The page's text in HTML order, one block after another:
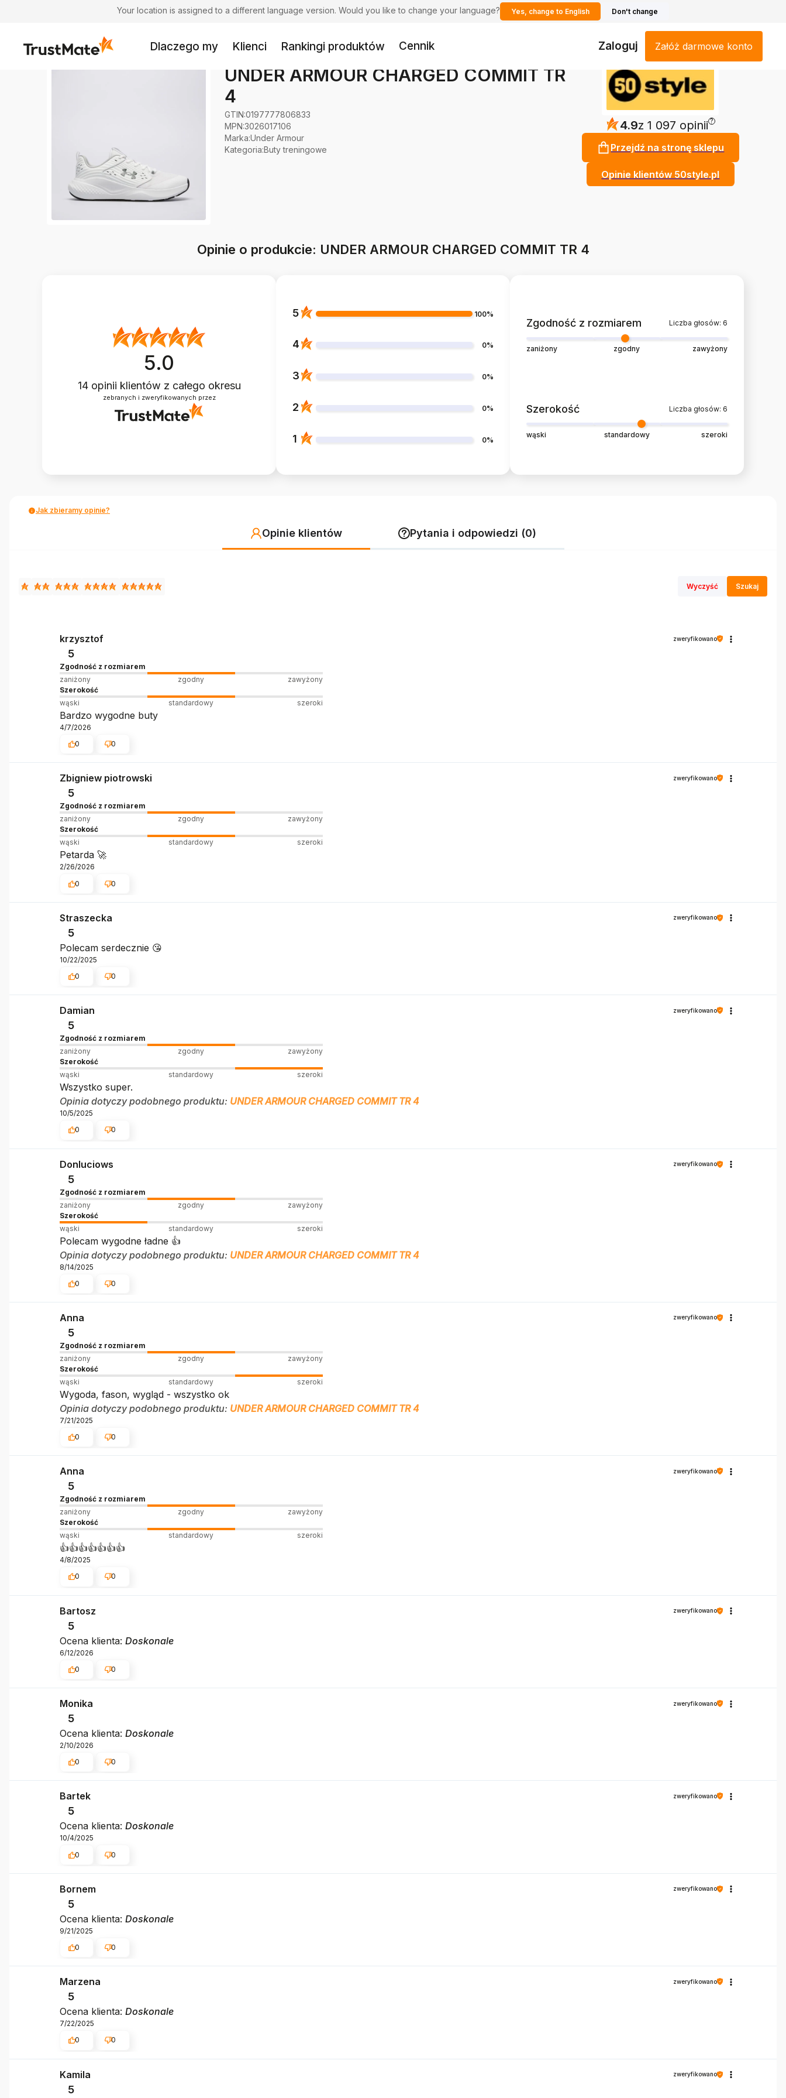
Your location is assigned to a different language version. Would you like to change your language? Yes, change to English Don't change
Dlaczego my Klienci Rankingi produktów Cennik Zaloguj Załóż darmowe konto
UNDER ARMOUR CHARGED COMMIT TR
4
GTIN:0197777806833
MPN:3026017106
Marka:Under Armour
Kategoria:Buty treningowe
4.9z 1 097 opinii ?
Przejdź na stronę sklepu
Opinie klientów 50style.pl
Opinie o produkcie: UNDER ARMOUR CHARGED COMMIT TR 4
5.0
14opinii klientów z całego okresu
zebranych i zweryfikowanych przez
5 100%
4 0%
3 0%
2 0%
1 0%
Zgodność z rozmiarem Liczba głosów: 6
zaniżony zgodny zawyżony
Szerokość Liczba głosów: 6
wąski standardowy szeroki
Jak zbieramy opinie?
Opinie klientów Pytania i odpowiedzi (0)
Wyczyść Szukaj
krzysztof zweryfikowano
5
Zgodność z rozmiarem
zaniżony
zgodny
zawyżony
Szerokość
wąski
standardowy szeroki
Bardzo wygodne buty
4/7/2026
0
0
Zbigniew piotrowski zweryfikowano
5
Zgodność z rozmiarem
zaniżony
zgodny
zawyżony
Szerokość
wąski
standardowy szeroki
Petarda 🚀
2/26/2026
0
0
Straszecka zweryfikowano
5
Polecam serdecznie 😘
10/22/2025
0
0
Damian zweryfikowano
5
Zgodność z rozmiarem
zaniżony
zgodny
zawyżony
Szerokość
wąski
standardowy szeroki
Wszystko super.
Opinia dotyczy podobnego produktu: UNDER ARMOUR CHARGED COMMIT TR 4
10/5/2025
0
0
Donluciows zweryfikowano
5
Zgodność z rozmiarem
zaniżony
zgodny
zawyżony
Szerokość
wąski
standardowy szeroki
Polecam wygodne ładne 👍️
Opinia dotyczy podobnego produktu: UNDER ARMOUR CHARGED COMMIT TR 4
8/14/2025
0
0
Anna zweryfikowano
5
Zgodność z rozmiarem
zaniżony
zgodny
zawyżony
Szerokość
wąski
standardowy szeroki
Wygoda, fason, wygląd - wszystko ok
Opinia dotyczy podobnego produktu: UNDER ARMOUR CHARGED COMMIT TR 4
7/21/2025
0
0
Anna zweryfikowano
5
Zgodność z rozmiarem
zaniżony
zgodny
zawyżony
Szerokość
wąski
standardowy szeroki
👍️👍️👍️👍️👍️👍️👍️
4/8/2025
0
0
Bartosz zweryfikowano
5
Ocena klienta: Doskonale
6/12/2026
0
0
Monika zweryfikowano
5
Ocena klienta: Doskonale
2/10/2026
0
0
Bartek zweryfikowano
5
Ocena klienta: Doskonale
10/4/2025
0
0
Bornem zweryfikowano
5
Ocena klienta: Doskonale
9/21/2025
0
0
Marzena zweryfikowano
5
Ocena klienta: Doskonale
7/22/2025
0
0
Kamila zweryfikowano
5